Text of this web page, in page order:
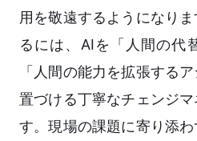
用を敬遠するようになり
るには、AIを「人間の代
「人間の能力を拡張する
置づける丁寧なチェンジ
す。現場の課題に寄り添